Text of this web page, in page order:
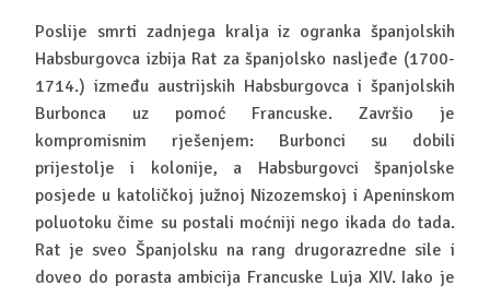
Poslije smrti zadnjega kralja iz ogranka španjolskih
Habsburgovca izbija Rat za španjolsko nasljeđe (1700-
1714.) između austrijskih Habsburgovca i španjolskih
Burbonca uz pomoć Francuske. Završio je
kompromisnim rješenjem: Burbonci su dobili
prijestolje i kolonije, a Habsburgovci španjolske
posjede u katoličkoj južnoj Nizozemskoj i Apeninskom
poluotoku čime su postali moćniji nego ikada do tada.
Rat je sveo Španjolsku na rang drugorazredne sile i
doveo do porasta ambicija Francuske Luja XIV. Iako je